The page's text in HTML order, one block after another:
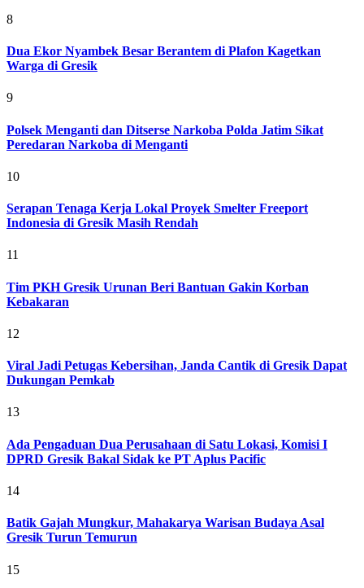
8
Dua Ekor Nyambek Besar Berantem di Plafon Kagetkan
Warga di Gresik
9
Polsek Menganti dan Ditserse Narkoba Polda Jatim Sikat
Peredaran Narkoba di Menganti
10
Serapan Tenaga Kerja Lokal Proyek Smelter Freeport
Indonesia di Gresik Masih Rendah
11
Tim PKH Gresik Urunan Beri Bantuan Gakin Korban
Kebakaran
12
Viral Jadi Petugas Kebersihan, Janda Cantik di Gresik Dapat
Dukungan Pemkab
13
Ada Pengaduan Dua Perusahaan di Satu Lokasi, Komisi I
DPRD Gresik Bakal Sidak ke PT Aplus Pacific
14
Batik Gajah Mungkur, Mahakarya Warisan Budaya Asal
Gresik Turun Temurun
15